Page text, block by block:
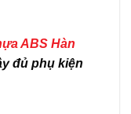
ABS Hàn
đủ phụ kiện